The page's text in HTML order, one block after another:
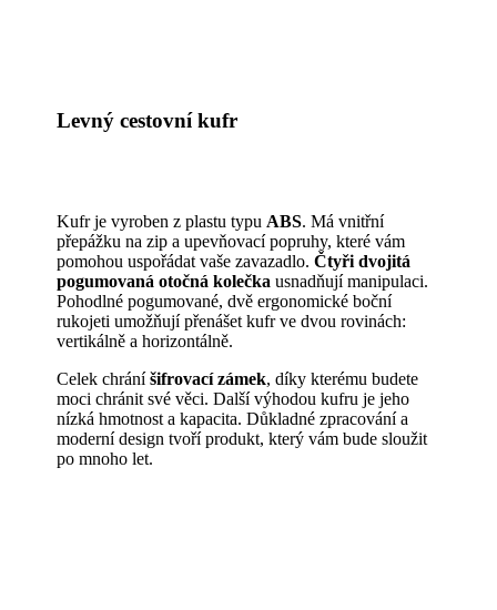
Levný cestovní kufr
Kufr je vyroben z plastu typu ABS. Má vnitřní
přepážku na zip a upevňovací popruhy, které vám
pomohou uspořádat vaše zavazadlo. Čtyři dvojitá
pogumovaná otočná kolečka usnadňují manipulaci.
Pohodlné pogumované, dvě ergonomické boční
rukojeti umožňují přenášet kufr ve dvou rovinách:
vertikálně a horizontálně.
Celek chrání šifrovací zámek, díky kterému budete
moci chránit své věci. Další výhodou kufru je jeho
nízká hmotnost a kapacita. Důkladné zpracování a
moderní design tvoří produkt, který vám bude sloužit
po mnoho let.